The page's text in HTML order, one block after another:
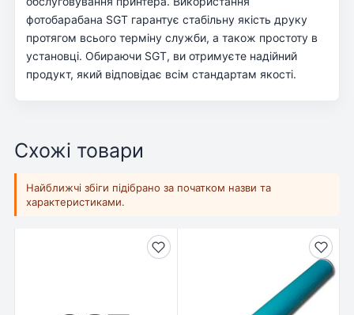
фотобарабана SGT гарантує стабільну якість друку
протягом всього терміну служби, а також простоту в
установці. Обираючи SGT, ви отримуєте надійний
продукт, який відповідає всім стандартам якості.
Схожі товари
Найближчі збіги підібрано за початком назви та
характеристиками.